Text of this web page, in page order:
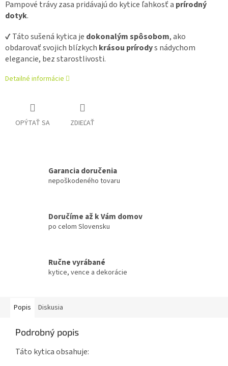
Pampové trávy zasa pridávajú do kytice ľahkosť a prírodný
dotyk.
✔️ Táto sušená kytica je dokonalým spôsobom, ako
obdarovať svojich blízkych krásou prírodys nádychom
elegancie, bez starostlivosti.
Detailné informácie
OPÝTAŤ SA ZDIEĽAŤ
Garancia doručenia
nepoškodeného tovaru
Doručíme až k Vám domov
po celom Slovensku
Ručne vyrábané
kytice, vence a dekorácie
Popis Diskusia
Podrobný popis
Táto kytica obsahuje: